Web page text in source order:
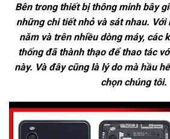
Bên trong thiết bị thông minh bây
những chi tiết nhỏ và sát nhau.
năm và trên nhiều dòng máy, các
thống đã thành thạo để thao tác
này. Và đây cũng là lý do mà hầu
chọn chúng tôi.